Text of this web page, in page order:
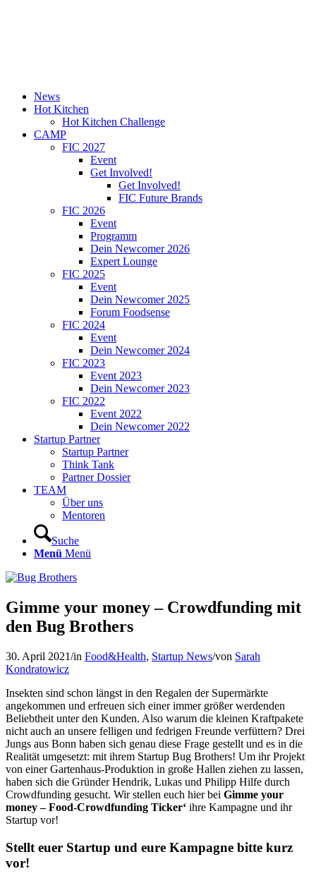
News
Hot Kitchen
Hot Kitchen Challenge
CAMP
FIC 2027
Event
Get Involved!
Get Involved!
FIC Future Brands
FIC 2026
Event
Programm
Dein Newcomer 2026
Expert Lounge
FIC 2025
Event
Dein Newcomer 2025
Forum Foodsense
FIC 2024
Event
Dein Newcomer 2024
FIC 2023
Event 2023
Dein Newcomer 2023
FIC 2022
Event 2022
Dein Newcomer 2022
Startup Partner
Startup Partner
Think Tank
Partner Dossier
TEAM
Über uns
Mentoren
Suche
Menü Menü
Gimme your money – Crowdfunding mit
den Bug Brothers
30. April 2021/in Food&Health, Startup News/von Sarah
Kondratowicz
Insekten sind schon längst in den Regalen der Supermärkte
angekommen und erfreuen sich einer immer größer werdenden
Beliebtheit unter den Kunden. Also warum die kleinen Kraftpakete
nicht auch an unsere felligen und fedrigen Freunde verfüttern? Drei
Jungs aus Bonn haben sich genau diese Frage gestellt und es in die
Realität umgesetzt: mit ihrem Startup Bug Brothers! Um ihr Projekt
von einer Gartenhaus-Produktion in große Hallen ziehen zu lassen,
haben sich die Gründer Hendrik, Lukas und Philipp Hilfe durch
Crowdfunding gesucht. Wir stellen euch hier bei Gimme your
money – Food-Crowdfunding Ticker‘ ihre Kampagne und ihr
Startup vor!
Stellt euer Startup und eure Kampagne bitte kurz
vor!